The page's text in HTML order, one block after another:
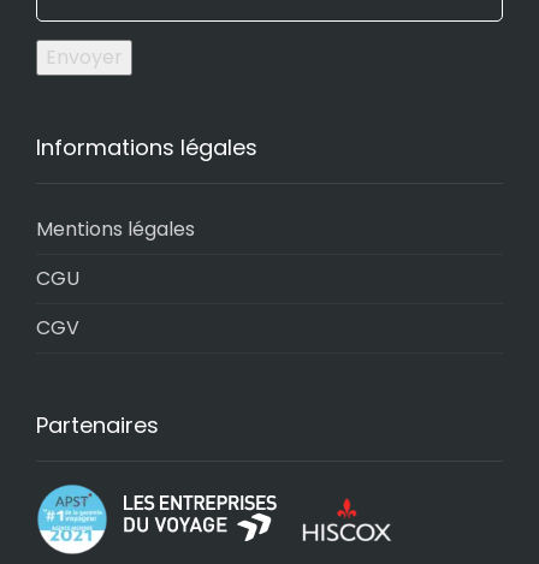
Envoyer
Informations légales
Mentions légales
CGU
CGV
Partenaires